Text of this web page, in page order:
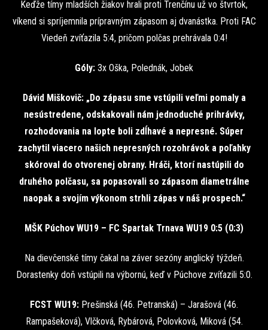
Keďže tímy mladších žiakov hrali proti Trenčínu už vo štvrtok,
víkend si spríjemnila prípravným zápasom aj dvanástka. Proti FAC
Viedeň zvíťazila 5:4, pričom polčas prehrávala 0:4!
Góly: 3x Oška, Polednák, Jobek
Dávid Miškovič: „Do zápasu sme vstúpili veľmi pomaly a
nesústredene, odskakovali nám jednoduché prihrávky,
rozhodovania na lopte boli zdĺhavé a nepresné. Súper
zachytil viacero našich nepresných rozohrávok a poľahky
skóroval do otvorenej obrany. Hráči, ktorí nastúpili do
druhého polčasu, sa popasovali so zápasom diametrálne
naopak a svojím výkonom strhli zápas v náš prospech.“
MŠK Púchov WU19 – FC Spartak Trnava WU19 0:5 (0:3)
Na dievčenské tímy čakal na záver sezóny anglický týždeň.
Dorastenky doň vstúpili na výbornú, keď v Púchove zvíťazili 5:0.
FCST WU19: Prešinská (46. Petranská) – Jarašová (46.
Rampašeková), Vlčková, Rybárová, Polovková, Miková (54.